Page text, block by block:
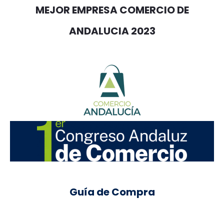
MEJOR EMPRESA COMERCIO DE
ANDALUCIA 2023
Guía de Compra